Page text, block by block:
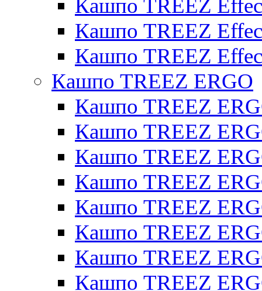
Кашпо TREEZ
Кашпо TREEZ
Кашпо TREEZ
Кашпо TREEZ ERGO
Кашпо TREEZ
Кашпо TREEZ
Кашпо TREEZ
Кашпо TREEZ
Кашпо TREEZ
Кашпо TREEZ
Кашпо TREEZ
Кашпо TREEZ